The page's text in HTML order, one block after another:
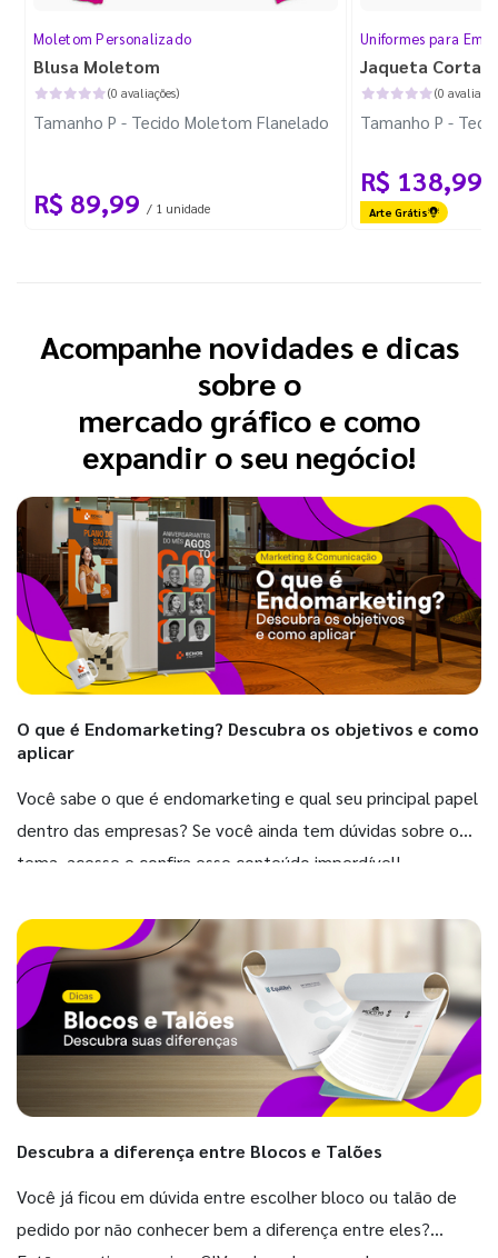
Moletom Personalizado
Blusa Moletom
(0 avaliações)
Tamanho P - Tecido Moletom Flanelado
R$ 89,99 / 1 unidade
Uniformes para
Jaqueta Corta
(0
Tamanho P -
R$ 138,99
Arte Grátis
Acompanhe novidades e dicas
sobre o
mercado gráfico e como
expandir o seu negócio!
O que é Endomarketing? Descubra os objetivos e como
aplicar
Você sabe o que é endomarketing e qual seu principal papel
dentro das empresas? Se você ainda tem dúvidas sobre o
tema, acesse e confira esse conteúdo imperdível!
Descubra a diferença entre Blocos e Talões
Você já ficou em dúvida entre escolher bloco ou talão de
pedido por não conhecer bem a diferença entre eles?